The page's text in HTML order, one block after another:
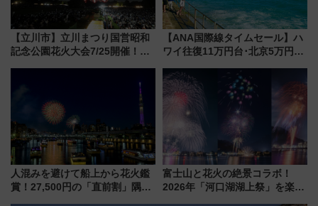
【立川市】立川まつり国営昭和
記念公園花火大会7/25開催！
【ANA国際線タイムセール】ハ
ワイ往復11万円台･北京5万円台
来春のGW旅行まで狙える激ア
ツ路線まとめ（8/10まで）
人混みを避けて船上から花火鑑
賞！27,500円の「直前割」隅田
富士山と花火の絶景コラボ！
2026年「河口湖湖上祭」を楽し